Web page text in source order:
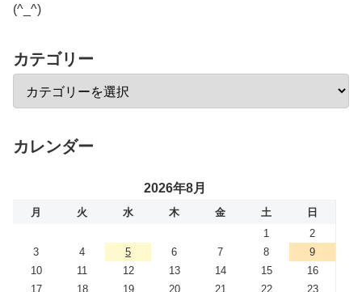
(^_^)
カテゴリー
カレンダー
2026年8月
月 火 水 木 金 土
日
1
2
3
4 5 6 7 8
9
10
11 12 13 14 15
16
17
18 19 20 21 22
23